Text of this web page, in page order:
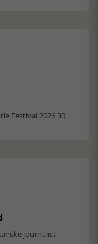
Festival 2026 30.
journalist